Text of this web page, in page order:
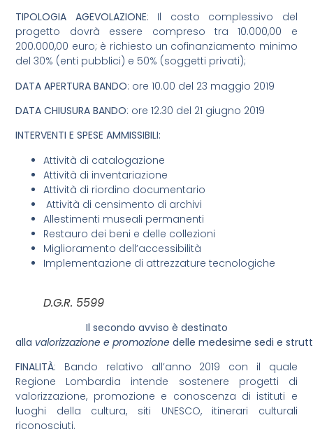
TIPOLOGIA AGEVOLAZIONE: Il costo complessivo del
progetto dovrà essere compreso tra 10.000,00 e
200.000,00 euro; è richiesto un cofinanziamento minimo
del 30% (enti pubblici) e 50% (soggetti privati);
DATA APERTURA BANDO: ore 10.00 del 23 maggio 2019
DATA CHIUSURA BANDO: ore 12.30 del 21 giugno 2019
INTERVENTI E SPESE AMMISSIBILI:
Attività di catalogazione
Attività di inventariazione
Attività di riordino documentario
Attività di censimento di archivi
Allestimenti museali permanenti
Restauro dei beni e delle collezioni
Miglioramento dell’accessibilità
Implementazione di attrezzature tecnologiche
D.G.R. 5599
Il secondo avviso è destinato
alla valorizzazione e promozione delle medesime sedi e
FINALITÀ: Bando relativo all’anno 2019 con il quale
Regione Lombardia intende sostenere progetti di
valorizzazione, promozione e conoscenza di istituti e
luoghi della cultura, siti UNESCO, itinerari culturali
riconosciuti.